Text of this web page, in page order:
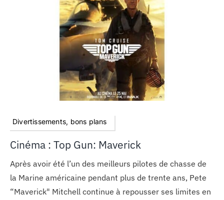
Divertissements, bons plans
Cinéma : Top Gun: Maverick
Après avoir été l’un des meilleurs pilotes de chasse de
la Marine américaine pendant plus de trente ans, Pete
“Maverick" Mitchell continue à repousser ses limites en